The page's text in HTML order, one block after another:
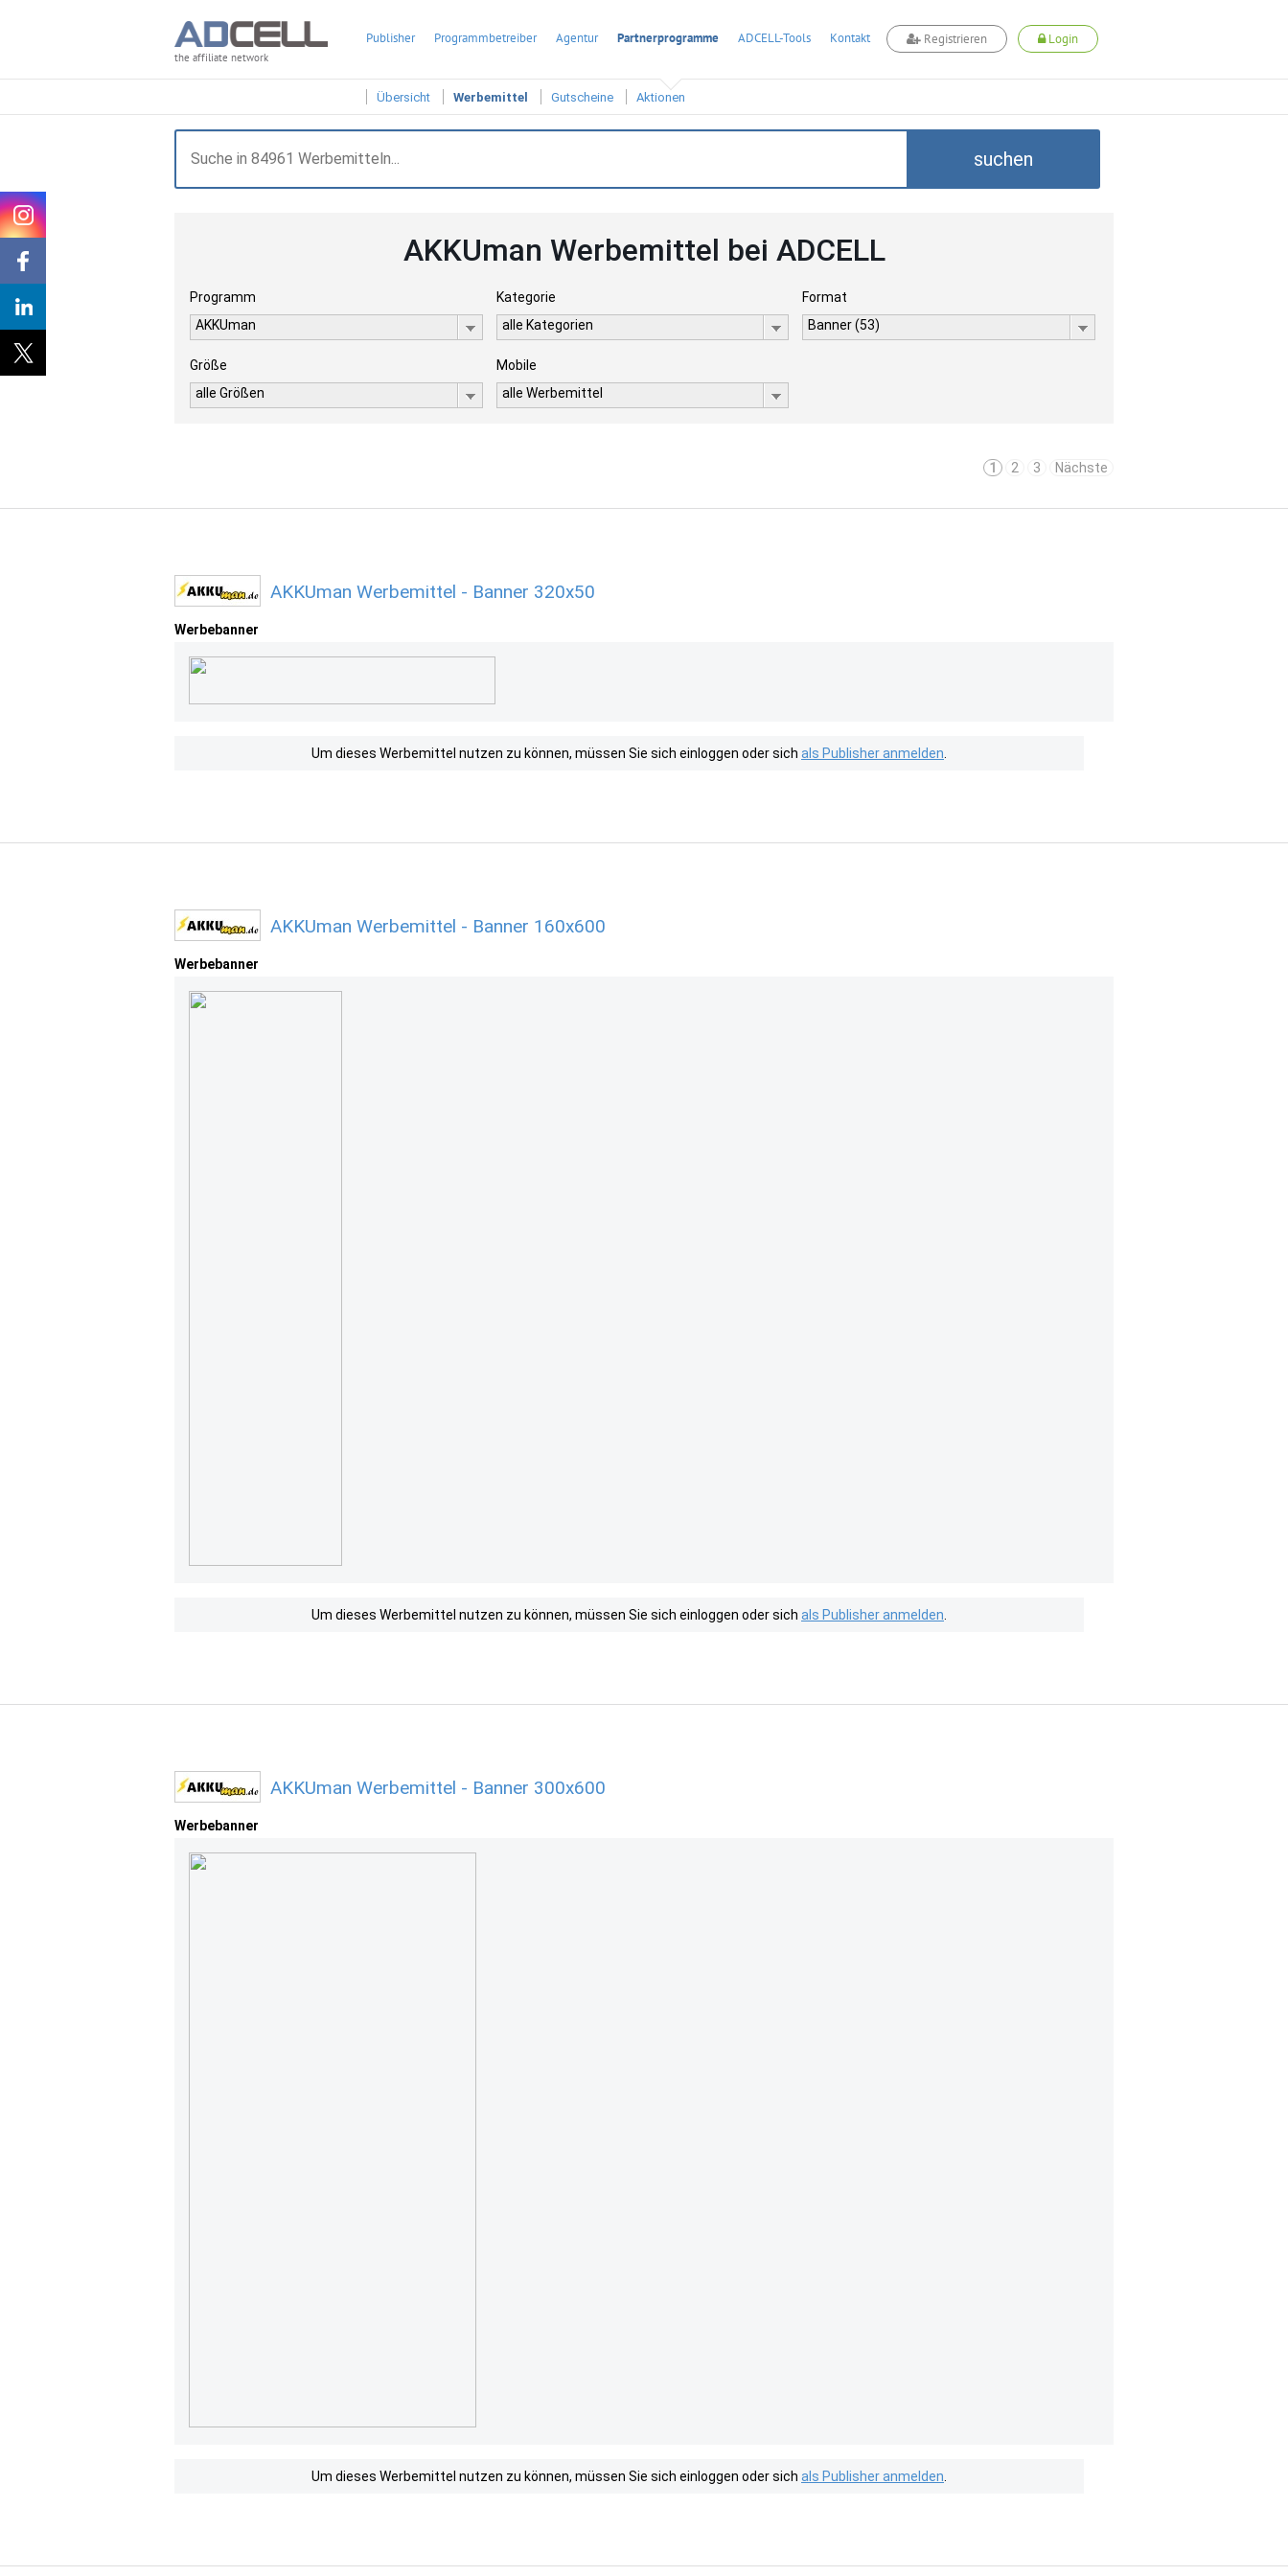
the affiliate network
Publisher Programmbetreiber Agentur Partnerprogramme ADCELL-Tools Kontakt Registrieren Login
Übersicht Werbemittel Gutscheine Aktionen
suchen
AKKUman Werbemittel bei ADCELL
Programm
AKKUman
Kategorie
alle Kategorien
Format
Banner (53)
Größe
alle Größen
Mobile
alle Werbemittel
1 2 3 Nächste
AKKUman Werbemittel - Banner 320x50
Werbebanner
Um dieses Werbemittel nutzen zu können, müssen Sie sich einloggen oder sich als Publisher anmelden
AKKUman Werbemittel - Banner 160x600
Werbebanner
Um dieses Werbemittel nutzen zu können, müssen Sie sich einloggen oder sich als Publisher anmelden
AKKUman Werbemittel - Banner 300x600
Werbebanner
Um dieses Werbemittel nutzen zu können, müssen Sie sich einloggen oder sich als Publisher anmelden